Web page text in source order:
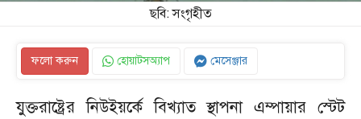
ছবি: সংগৃহীত
ফলো করুন হোয়াটসঅ্যাপ মেসেঞ্জার
যুক্তরাষ্ট্রের নিউইয়র্কে বিখ্যাত স্থাপনা এম্পায়ার স্টেট